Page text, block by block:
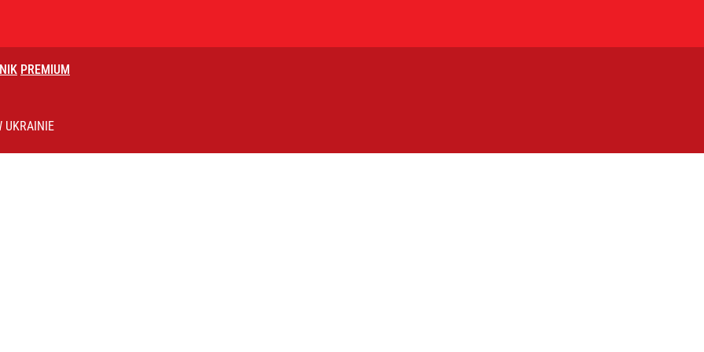
PREMIUM
„Cała Europa nam go zazdrości”
UKRAINIE